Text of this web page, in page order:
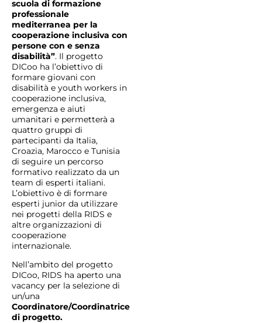
scuola di formazione
professionale
mediterranea per la
cooperazione inclusiva con
persone con e senza
disabilità”. Il progetto
DICoo ha l’obiettivo di
formare giovani con
disabilità e youth workers in
cooperazione inclusiva,
emergenza e aiuti
umanitari e permetterà a
quattro gruppi di
partecipanti da Italia,
Croazia, Marocco e Tunisia
di seguire un percorso
formativo realizzato da un
team di esperti italiani.
L’obiettivo è di formare
esperti junior da utilizzare
nei progetti della RIDS e
altre organizzazioni di
cooperazione
internazionale.
Nell’ambito del progetto
DICoo, RIDS ha aperto una
vacancy per la selezione di
un/una
Coordinatore/Coordinatrice
di progetto.